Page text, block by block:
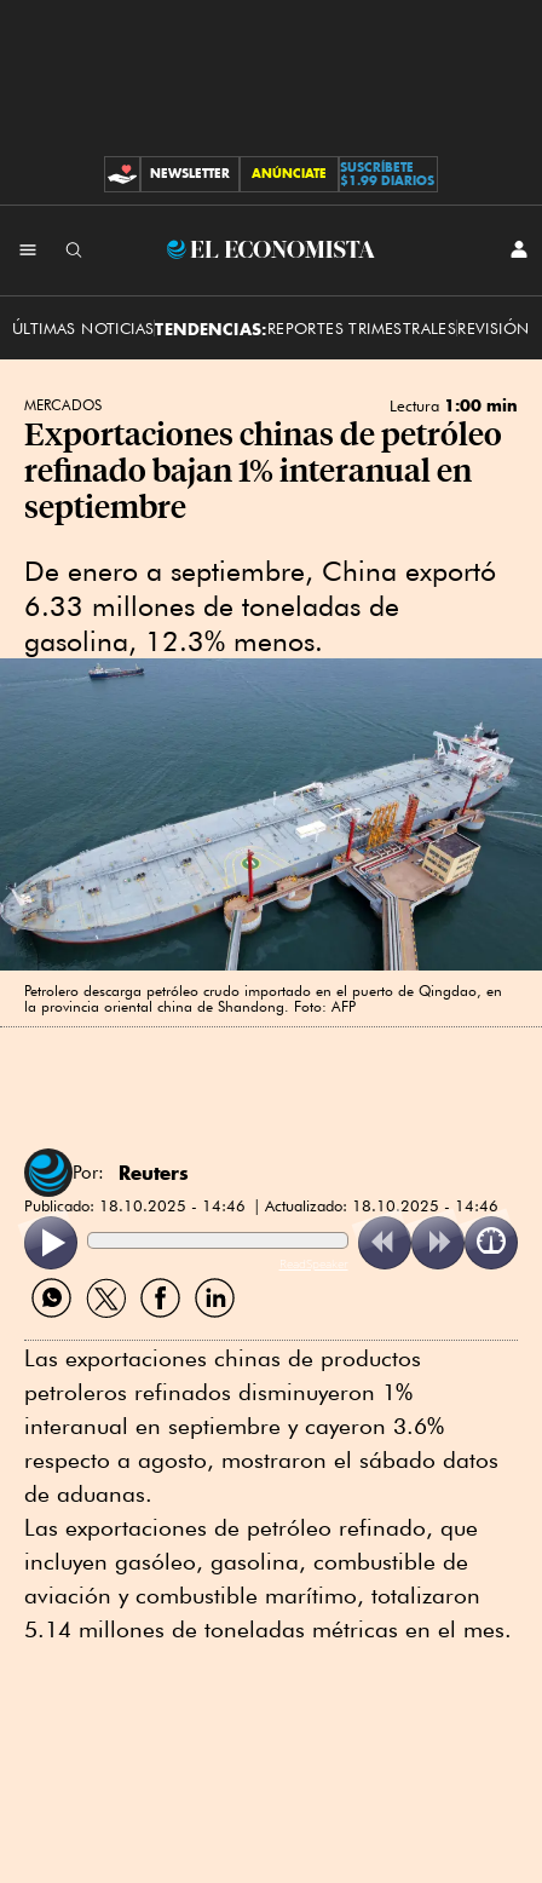
CONTRIBUCIONES
NEWSLETTER ANÚNCIATE
SUSCRÍBETE
$1.99 DIARIOS
El
ÚLTIMAS NOTICIASTENDENCIAS:REPORTES TRIMESTRALESREVISIÓN
MERCADOS Lectura 1:00 min
Exportaciones chinas de petróleo
refinado bajan 1% interanual en
septiembre
De enero a septiembre, China exportó
6.33 millones de toneladas de
gasolina, 12.3% menos.
Petrolero descarga petróleo crudo importado en el puerto de Qingdao, en
la provincia oriental china de Shandong. Foto: AFP
Por: Reuters
Publicado: 18.10.2025 - 14:46 Actualizado: 18.10.2025 - 14:46
ReadSpeaker
Compartir
por
Compartir
por
Compartir
por
Compartir
por
Las exportaciones chinas de productos
petroleros refinados disminuyeron 1%
interanual en septiembre y cayeron 3.6%
respecto a agosto, mostraron el sábado datos
de aduanas.
Las exportaciones de petróleo refinado, que
incluyen gasóleo, gasolina, combustible de
aviación y combustible marítimo, totalizaron
5.14 millones de toneladas métricas en el mes.